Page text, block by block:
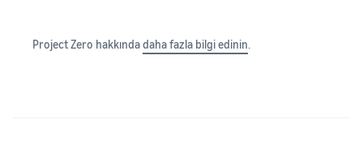
Project Zero hakkındadaha fazla bilgi edinin.